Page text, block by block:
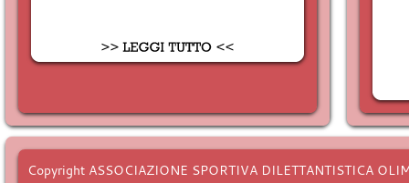
Copyright ASSOCIAZIONE SPORTIVA DILETTANTISTICA